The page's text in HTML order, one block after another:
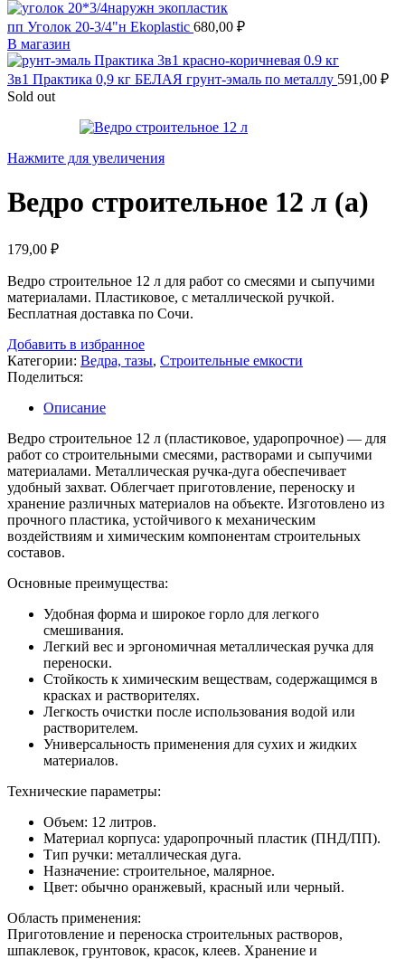
пп Уголок 20-3/4"н Ekoplastic 680,00 ₽
В магазин
3в1 Практика 0,9 кг БЕЛАЯ грунт-эмаль по металлу 591,00 ₽
Sold out
Нажмите для увеличения
Ведро строительное 12 л (а)
179,00 ₽
Ведро строительное 12 л для работ со смесями и сыпучими
материалами. Пластиковое, с металлической ручкой.
Бесплатная доставка по Сочи.
Добавить в избранное
Категории: Ведра, тазы, Строительные емкости
Поделиться:
Описание
Ведро строительное 12 л (пластиковое, ударопрочное) — для
работ со строительными смесями, растворами и сыпучими
материалами. Металлическая ручка-дуга обеспечивает
удобный захват. Облегчает приготовление, переноску и
хранение различных материалов на объекте. Изготовлено из
прочного пластика, устойчивого к механическим
воздействиям и химическим компонентам строительных
составов.
Основные преимущества:
Удобная форма и широкое горло для легкого
смешивания.
Легкий вес и эргономичная металлическая ручка для
переноски.
Стойкость к химическим веществам, содержащимся в
красках и растворителях.
Легкость очистки после использования водой или
растворителем.
Универсальность применения для сухих и жидких
материалов.
Технические параметры:
Объем: 12 литров.
Материал корпуса: ударопрочный пластик (ПНД/ПП).
Тип ручки: металлическая дуга.
Назначение: строительное, малярное.
Цвет: обычно оранжевый, красный или черный.
Область применения:
Приготовление и переноска строительных растворов,
шпаклевок, грунтовок, красок, клеев. Хранение и